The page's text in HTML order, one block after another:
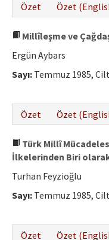
Özet
Özet
Millîleşme ve
Ergün Aybars
Sayı: Temmuz 1985, Cilt
Özet
Özet
Türk Millî
İlkelerinden Biri
Turhan Feyzioğlu
Sayı: Temmuz 1985, Cilt
Özet
Özet